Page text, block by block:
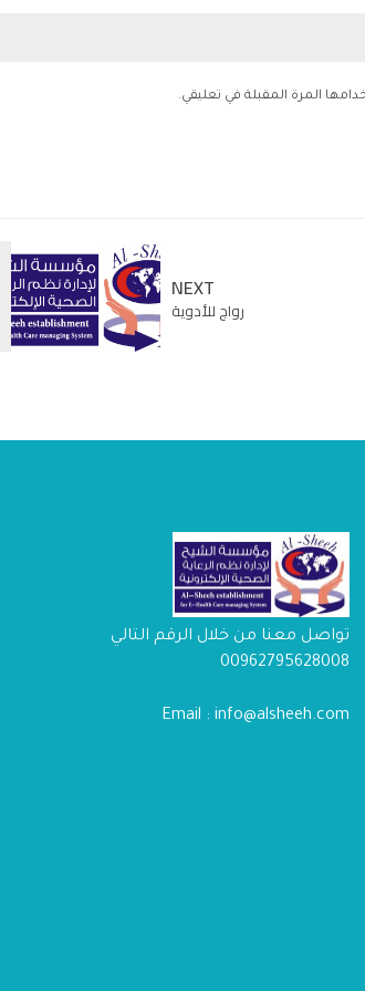
المرة المقبلة في تعليقي.
NEXT
رواج للأدوية
تواصل معنا من خلال الرقم التالي
00962795628008
Email : info@alsheeh.com